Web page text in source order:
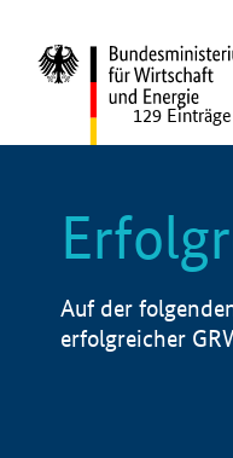
129 Einträge
Auf der
erfolgreicher